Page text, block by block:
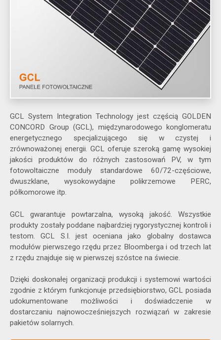
GCL System Integration Technology jest częścią GOLDEN
CONCORD Group (GCL), międzynarodowego konglomeratu
energetycznego specjalizującego się w czystej i
zrównoważonej energii. GCL oferuje szeroką gamę wysokiej
jakości produktów do różnych zastosowań PV, w tym
fotowoltaiczne moduły standardowe 60/72-częściowe,
dwuszklane, wysokowydajne polikrzemowe PERC,
półkomorowe itp.
GCL gwarantuje powtarzalna, wysoką jakość. Wszystkie
produkty zostały poddane najbardziej rygorystycznej kontroli i
testom. GCL S.I. jest oceniana jako globalny dostawca
modułów pierwszego rzędu przez Bloomberga i od trzech lat
z rzędu znajduje się w pierwszej szóstce na świecie.
Dzięki doskonałej organizacji produkcji i systemowi wartości
zgodnie z którym funkcjonuje przedsiębiorstwo, GCL posiada
udokumentowane możliwości i doświadczenie w
dostarczaniu najnowocześniejszych rozwiązań w zakresie
pakietów solarnych.